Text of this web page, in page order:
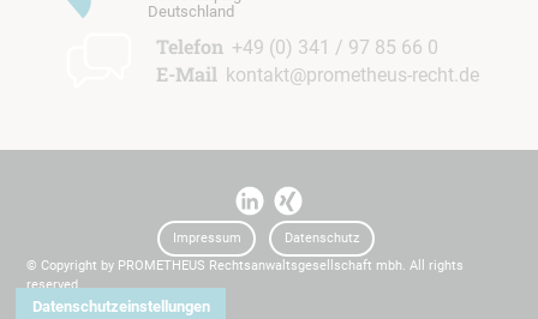
Deutschland
b
Telefon +49 (0) 341 / 97 85 66 0
E-Mail kontakt@prometheus-recht.de
© Copyright by PROMETHEUS Rechtsanwaltsgesellschaft mbh. All rights
reserved.
Impressum Datenschutz
Datenschutzeinstellungen